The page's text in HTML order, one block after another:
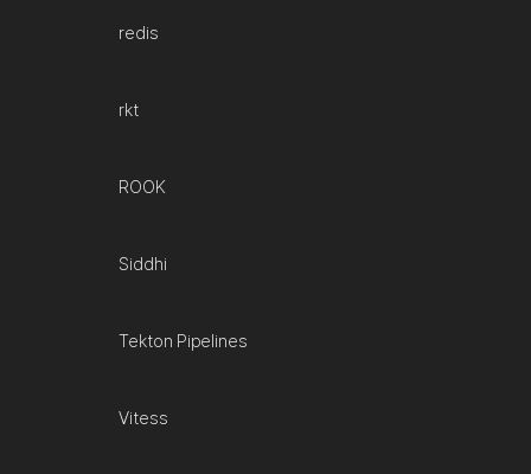
redis
rkt
ROOK
Siddhi
Tekton Pipelines
Vitess